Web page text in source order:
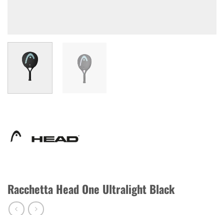
Racchetta Head One Ultralight Black